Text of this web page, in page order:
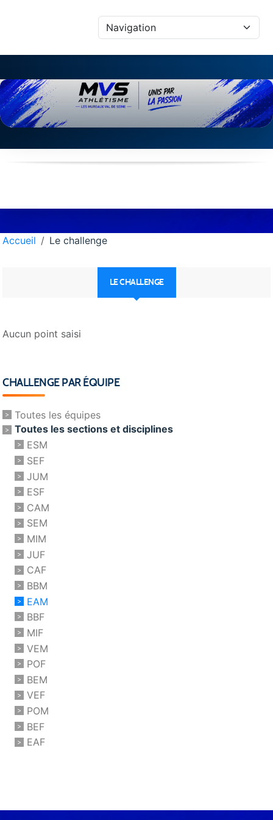
Accueil Le challenge
LE CHALLENGE
Aucun point saisi
CHALLENGE PAR ÉQUIPE
Toutes les équipes
Toutes les sections et disciplines
ESM
SEF
JUM
ESF
CAM
SEM
MIM
JUF
CAF
BBM
EAM
BBF
MIF
VEM
POF
BEM
VEF
POM
BEF
EAF